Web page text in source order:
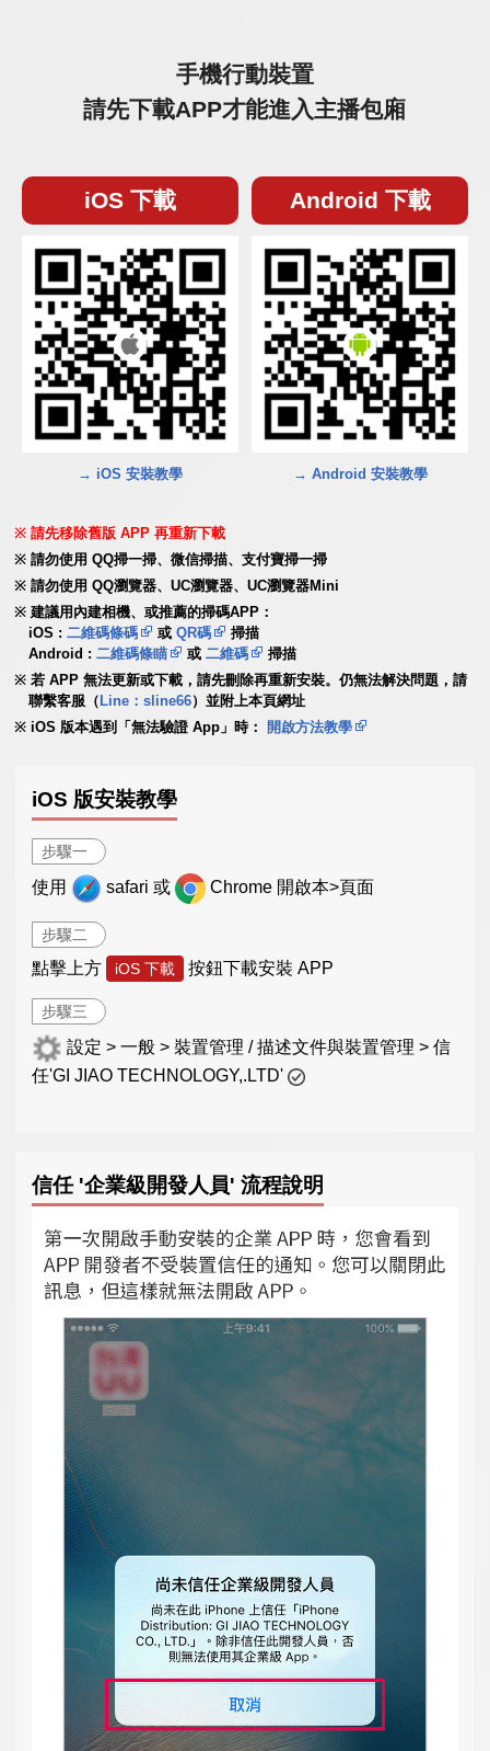
手機行動裝置
請先下載APP才能進入主播包廂
iOS 下載
→ iOS 安裝教學
Android 下載
→ Android 安裝教學
請先移除舊版 APP 再重新下載
請勿使用 QQ掃一掃、微信掃描、支付寶掃一掃
請勿使用 QQ瀏覽器、UC瀏覽器、UC瀏覽器Mini
建議用內建相機、或推薦的掃碼APP：
iOS :二維碼條碼 或QR碼
掃描
Android :二維碼條瞄 或二維碼
掃描
若 APP 無法更新或下載，請先刪除再重新安裝。仍無法解決問題，請
聯繫客服（ Line：sline66）並附上本頁網址
iOS 版本遇到「無法驗證 App」時：
開啟方法教學
iOS 版安裝教學
步驟一
使用 safari 或 Chrome 開啟本>頁面
步驟二
點擊上方 iOS 下載 按鈕下載安裝 APP
步驟三
設定 > 一般 > 裝置管理 / 描述文件與裝置管理 > 信
任'GI JIAO TECHNOLOGY,.LTD'
信任 '企業級開發人員' 流程說明